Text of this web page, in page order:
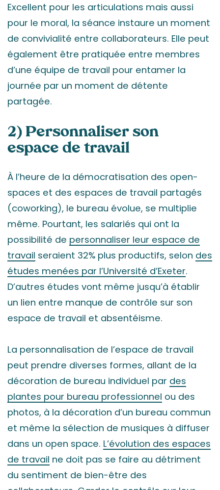
Excellent pour les articulations mais aussi
pour le moral, la séance instaure un moment
de convivialité entre collaborateurs. Elle peut
également être pratiquée entre membres
d’une équipe de travail pour entamer la
journée par un moment de détente
partagée.
2) Personnaliser son
espace de travail
À l’heure de la démocratisation des open-
spaces et des espaces de travail partagés
(coworking), le bureau évolue, se multiplie
même. Pourtant, les salariés qui ont la
possibilité de personnaliser leur espace de
travail seraient 32% plus productifs, selon des
études menées par l’Université d’Exeter.
D’autres études vont même jusqu’à établir
un lien entre manque de contrôle sur son
espace de travail et absentéisme.
La personnalisation de l’espace de travail
peut prendre diverses formes, allant de la
décoration de bureau individuel par des
plantes pour bureau professionnel ou des
photos, à la décoration d’un bureau commun
et même la sélection de musiques à diffuser
dans un open space. L’évolution des espaces
de travail ne doit pas se faire au détriment
du sentiment de bien-être des